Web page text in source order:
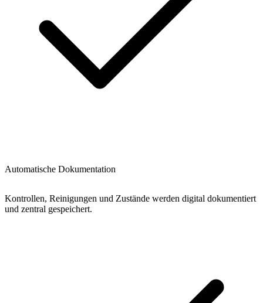
Automatische Dokumentation
Kontrollen, Reinigungen und Zustände werden digital dokumentiert
und zentral gespeichert.